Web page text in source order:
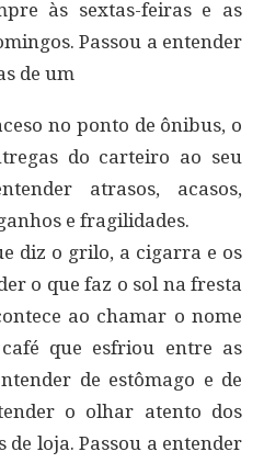
às sextas-feiras e as
Passou a entender
de um
no ponto de ônibus, o
do carteiro ao seu
atrasos, acasos,
e fragilidades.
diz o grilo, a cigarra e os
o que faz o sol na fresta
ao chamar o nome
que esfriou entre as
de estômago e de
o olhar atento dos
de loja. Passou a entender